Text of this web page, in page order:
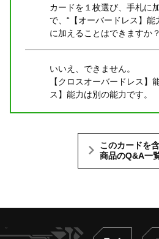
カードを１枚選び、手札に
で、“【オーバードレス】
に加えることはできますか？
いいえ、できません。
【クロスオーバードレス】
ス】能力は別の能力です。
このカードを
商品のQ&A一
Twitter